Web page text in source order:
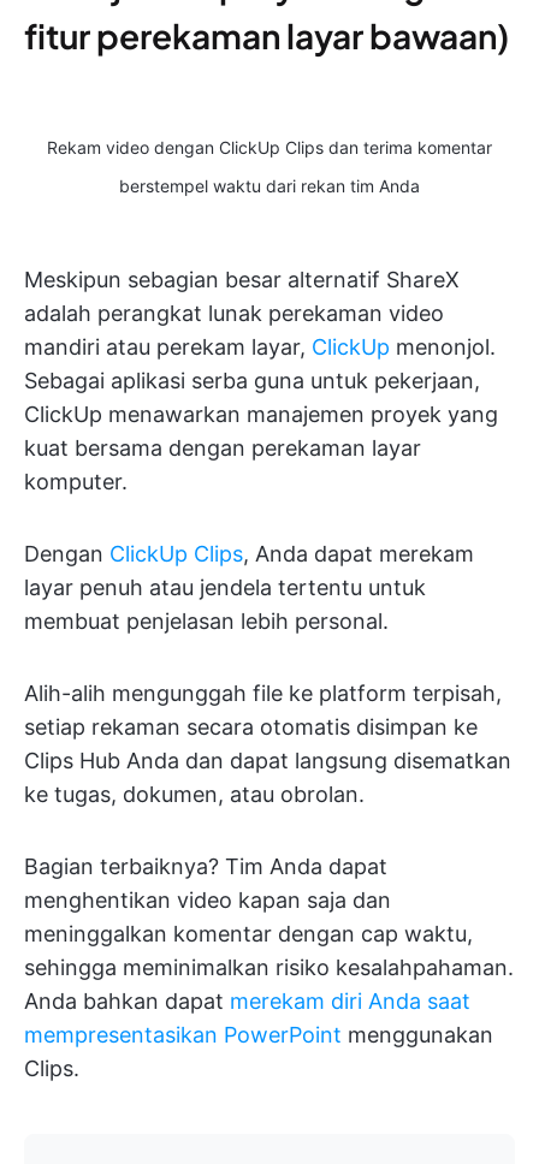
fitur perekaman layar bawaan)
Rekam video dengan ClickUp Clips dan terima komentar
berstempel waktu dari rekan tim Anda
Meskipun sebagian besar alternatif ShareX
adalah perangkat lunak perekaman video
mandiri atau perekam layar, ClickUp menonjol.
Sebagai aplikasi serba guna untuk pekerjaan,
ClickUp menawarkan manajemen proyek yang
kuat bersama dengan perekaman layar
komputer.
Dengan ClickUp Clips, Anda dapat merekam
layar penuh atau jendela tertentu untuk
membuat penjelasan lebih personal.
Alih-alih mengunggah file ke platform terpisah,
setiap rekaman secara otomatis disimpan ke
Clips Hub Anda dan dapat langsung disematkan
ke tugas, dokumen, atau obrolan.
Bagian terbaiknya? Tim Anda dapat
menghentikan video kapan saja dan
meninggalkan komentar dengan cap waktu,
sehingga meminimalkan risiko kesalahpahaman.
Anda bahkan dapat merekam diri Anda saat
mempresentasikan PowerPoint menggunakan
Clips.